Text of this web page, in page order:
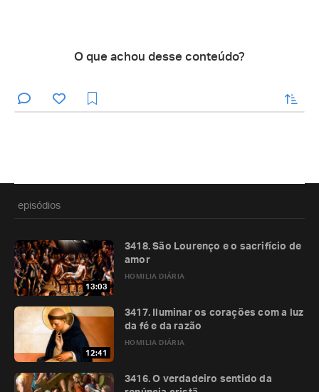
O que achou desse conteúdo?
enviar
episódios
13:03
HOMILIA DIÁRIA
3418. São Lourenço e o sacrifício de
amor
12:41
HOMILIA DIÁRIA
3417. Iluminar os corações com a luz
da fé e da razão
3416. O verdadeiro sentido da